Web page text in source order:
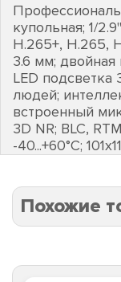
купольная; 1/
H.265+, H.265,
3.6 мм;
LED подсветка
людей;
встроенный
3D NR; BLC,
-40...+60°C;
Похожие